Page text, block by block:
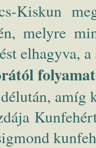
Kiskun
melyre
elhagyva,
amíg